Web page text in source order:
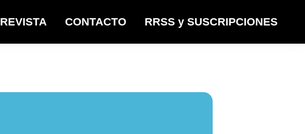
REVISTA CONTACTO RRSS y SUSCRIPCIONES